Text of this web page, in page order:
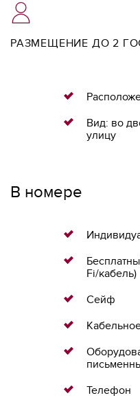
РАЗМЕЩЕНИЕ ДО 2
Вид: во
улицу
В номере
Fi/кабель)
Сейф
Телефон